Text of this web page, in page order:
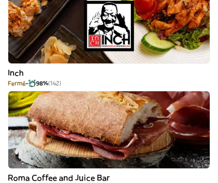
Inch
Fermé 98%(142)
Roma Coffee and Juice Bar